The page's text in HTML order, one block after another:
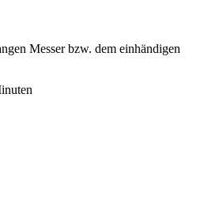
Messer bzw. dem einhändigen